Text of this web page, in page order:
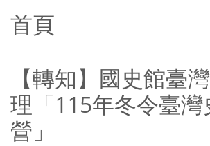
首頁
【轉知】國史館臺
理「115年冬令臺灣
營」